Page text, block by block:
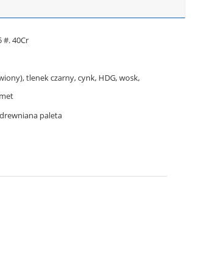
Q235. 35 #. 45 #. 40Cr
tlenek czarny, cynk, HDG, wosk,
paleta